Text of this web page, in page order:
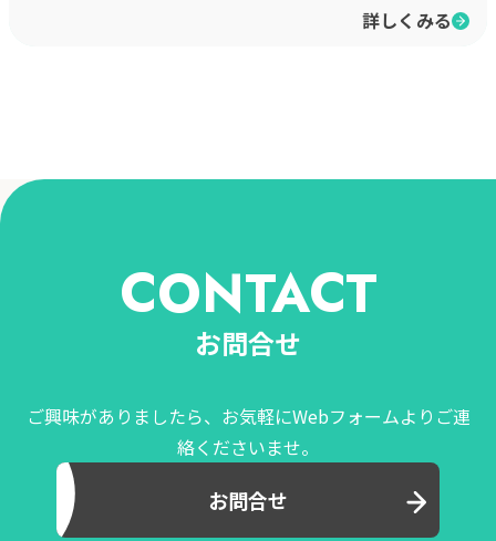
詳しくみる
CONTACT
お問合せ
ご興味がありましたら、お気軽にWebフォームよりご連
絡くださいませ。
お問合せ